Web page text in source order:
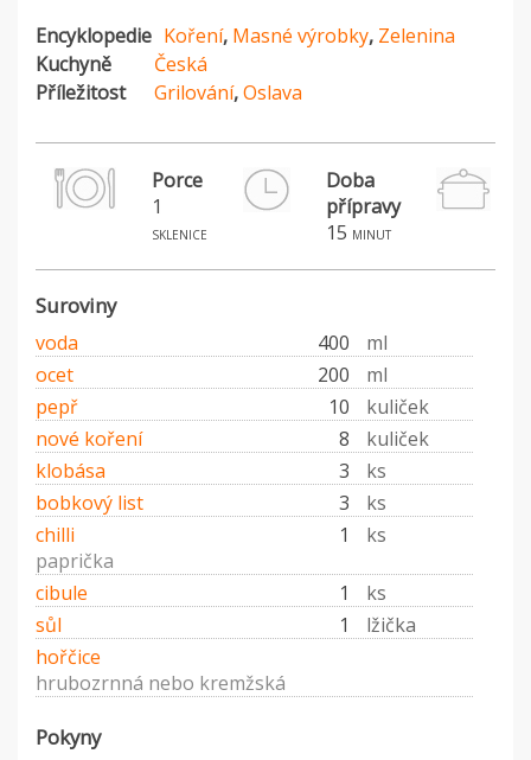
Encyklopedie Koření, Masné výrobky, Zelenina
Kuchyně
Česká
Příležitost
Grilování,Oslava
Porce
1
sklenice
Doba
přípravy
15 minut
Suroviny
voda 400
ml
ocet
200
ml
pepř
10
kuliček
nové koření
8
kuliček
klobása
3
ks
bobkový list
3
ks
chilli
1
ks
paprička
cibule
1
ks
sůl
1
lžička
hořčice
hrubozrnná nebo kremžská
Pokyny